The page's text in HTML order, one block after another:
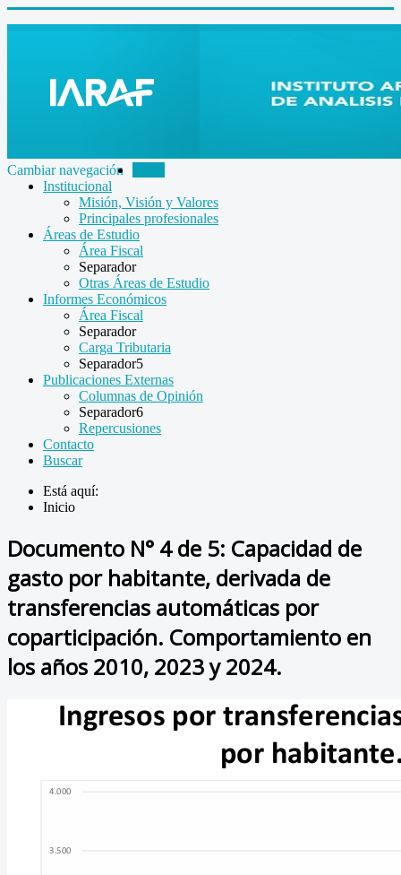
Cambiar navegación
Institucional
Misión, Visión y Valores
Principales profesionales
Áreas de Estudio
Área Fiscal
Separador
Otras Áreas de Estudio
Informes Económicos
Área Fiscal
Separador
Carga Tributaria
Separador5
Publicaciones Externas
Columnas de Opinión
Separador6
Repercusiones
Contacto
Buscar
Está aquí:
Inicio
Documento N° 4 de 5: Capacidad de
gasto por habitante, derivada de
transferencias automáticas por
coparticipación. Comportamiento en
los años 2010, 2023 y 2024.